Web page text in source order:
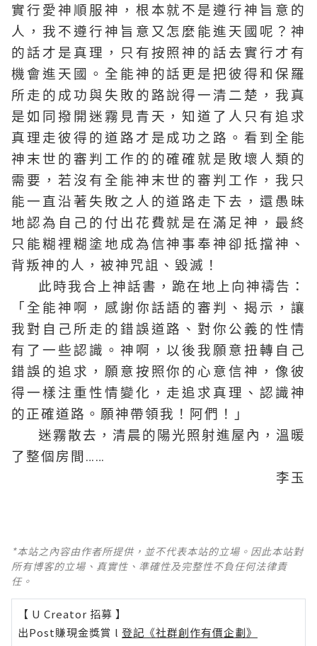
實行愛神順服神，根本就不是遵行神旨意的
人，我不遵行神旨意又怎麼能進天國呢？神
的話才是真理，只有按照神的話去實行才有
機會進天國。全能神的話更是把彼得和保羅
所走的成功與失敗的路說得一清二楚，我真
是如同撥開迷霧見青天，知道了人只有追求
真理走彼得的道路才是成功之路。看到全能
神末世的審判工作的的確確就是敗壞人類的
需要，若沒有全能神末世的審判工作，我只
能一直沿著失敗之人的道路走下去，還愚昧
地認為自己的付出花費就是在滿足神，最終
只能糊裡糊塗地成為信神事奉神卻抵擋神、
背叛神的人，被神咒詛、毀滅！
此時我合上神話書，跪在地上向神禱告：
「全能神啊，感謝你話語的審判、揭示，讓
我對自己所走的錯誤道路、對你公義的性情
有了一些認識。神啊，以後我願意扭轉自己
錯誤的追求，願意按照你的心意信神，像彼
得一樣注重性情變化，走追求真理、認識神
的正確道路。願神帶領我！阿們！」
迷霧散去，清晨的陽光照射進屋內，溫暖
了整個房間……
李玉
*本站之內容由作者所提供，並不代表本站的立場。因此本站對
所有博客的立場、真實性、準確性及完整性不負任何法律責
任。
【 U Creator 招募 】
出Post賺現金獎賞 l 登記《社群創作有價企劃》